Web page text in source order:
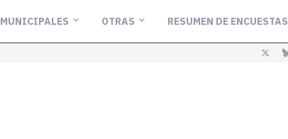
MUNICIPALES OTRAS RESUMEN DE ENCUESTAS